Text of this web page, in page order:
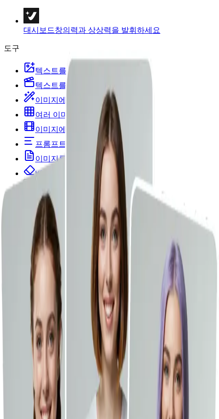
대시보드창의력과 상상력을 발휘하세요
도구
텍스트를 이미지로
텍스트를 동영상으로
이미지에서 이미지로
여러 이미지를 이미지로
이미지에서 동영상으로
프롬프트할 이미지
이미지를 텍스트로 변환
배경 리무버
인물 및 스타일
이미지 템플릿
이미지 도구
파일 압축기
최근 라이브러리
GPT-Image-2를 이제 Vheer에서 사용할 수 있습니다.
지금 무료
로 시작하세요.
Toggle Sidebar
대시보드
헤어스타일 체인저